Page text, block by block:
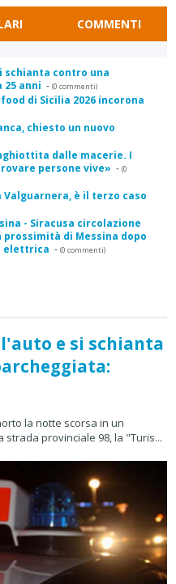
COMMENTI
schianta contro una
anni - (0 commenti)
di Sicilia 2026 incorona
chiesto un nuovo
dalle macerie. I
persone vive» - (0
è il terzo caso
- Siracusa circolazione
di Messina dopo
elettrica - (0 commenti)
e si schianta
la notte scorsa in un
strada provinciale 98, la "Turis...